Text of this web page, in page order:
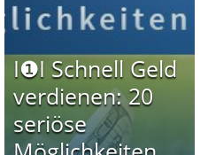
I❶I Schnell Geld
verdienen: 20
seriöse